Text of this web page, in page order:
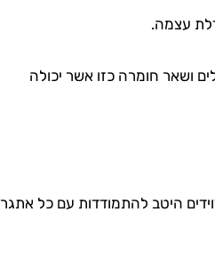
עצמה.
ושאר חומרה כזו אשר יכולה
היטב להתמודדות עם כל אתגר